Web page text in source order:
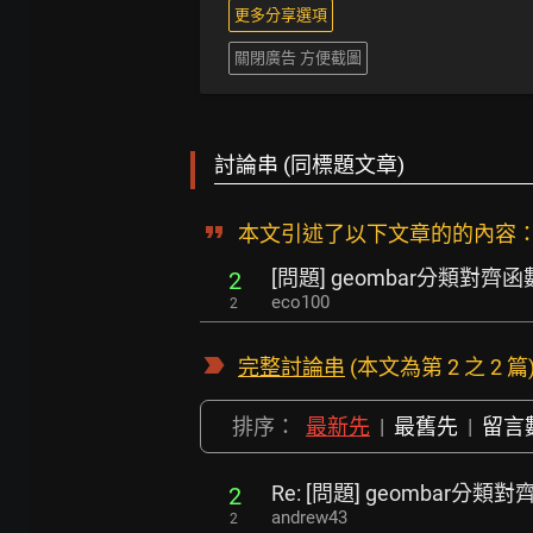
更多分享選項
關閉廣告 方便截圖
討論串 (同標題文章)
本文引述了以下文章的的內容：
2
2
[問題] geombar分類對齊函
eco100
完整討論串 (本文為第 2 之 2 篇)
排序： 最新先 | 最舊先 | 留言
2
2
Re: [問題] geombar分類對
andrew43